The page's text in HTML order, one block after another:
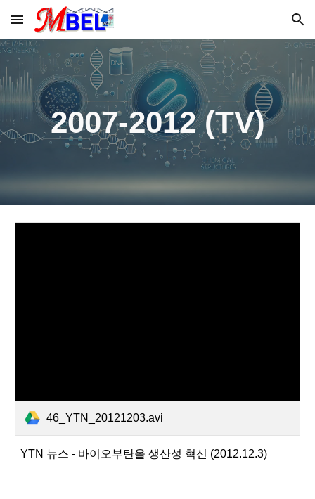
Skip to main content Skip to navigation
2007-2012 (TV)
46_YTN_20121203.avi
YTN 뉴스 - 바이오부탄올 생산성 혁신 (2012.12.3)